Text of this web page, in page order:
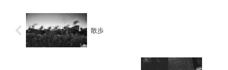
散歩